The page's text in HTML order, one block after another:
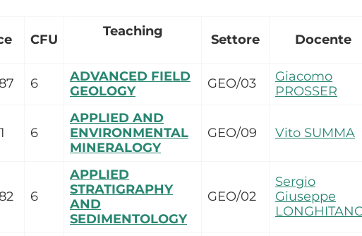
CFU
Teaching
Settore Docente
6
ADVANCED FIELD
GEOLOGY
GEO/03
Giacomo
PROSSER
6
APPLIED AND
ENVIRONMENTAL
MINERALOGY
GEO/09 Vito SUMMA
6
APPLIED
STRATIGRAPHY
AND
SEDIMENTOLOGY
GEO/02
Sergio
Giuseppe